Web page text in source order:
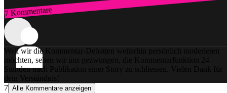
7 Kommentare
Zum Login
Weil wir die Kommentar-Debatten weiterhin persönlich moderieren
möchten, sehen wir uns gezwungen, die Kommentarfunktion 24
Stunden nach Publikation einer Story zu schliessen. Vielen Dank für
dein Verständnis!
7 Alle Kommentare anzeigen